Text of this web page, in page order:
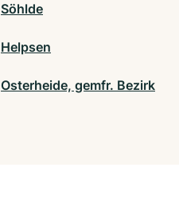
Söhlde
Helpsen
Osterheide, gemfr. Bezirk